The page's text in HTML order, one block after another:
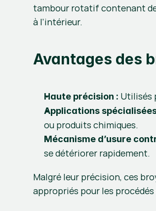
tambour rotatif contenant
à l’intérieur.
Avantages des
Haute précision : Utilisés
Applications
ou produits chimiques.
Mécanisme d’usure
se détériorer rapidement.
Malgré leur précision, ces
appropriés pour les